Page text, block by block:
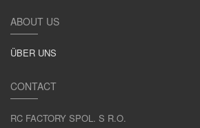
ABOUT US
ÜBER UNS
CONTACT
RC FACTORY SPOL. S R.O.